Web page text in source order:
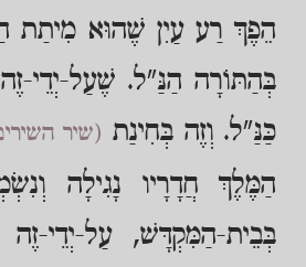
הֵפֶךְ רַע עַיִן שֶׁהוּא מִיתַת
בְּהַתּוֹרָה הַנַּ"ל. שֶׁעַל-יְדֵי-
כַּנַּ"ל. וְזֶה בְּחִינַת (שיר
הַמֶּלֶךְ חֲדָרָיו נָגִילָה
בְּבֵית-הַמִּקְדָּשׁ, עַל-יְדֵי-זֶה